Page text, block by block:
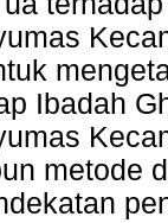
Ibadah
metode